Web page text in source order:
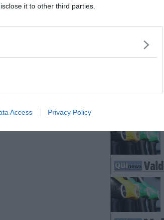
it to other third parties.
Access Privacy Policy